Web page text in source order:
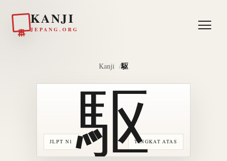
KANJI
JEPANG.ORG
Kanji 駆
JLPT N1 TINGKAT ATAS
駆